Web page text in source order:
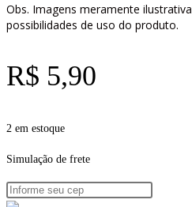
Obs. Imagens meramente
possibilidades de uso do produto.
R$ 5,90
2 em estoque
Simulação de frete